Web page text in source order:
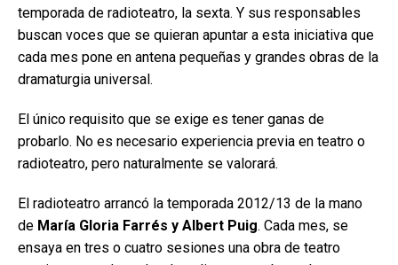
temporada de radioteatro, la sexta. Y sus responsables
buscan voces que se quieran apuntar a esta iniciativa que
cada mes pone en antena pequeñas y grandes obras de la
dramaturgia universal.
El único requisito que se exige es tener ganas de
probarlo. No es necesario experiencia previa en teatro o
radioteatro, pero naturalmente se valorará.
El radioteatro arrancó la temporada 2012/13 de la mano
de María Gloria Farrés y Albert Puig. Cada mes, se
ensaya en tres o cuatro sesiones una obra de teatro